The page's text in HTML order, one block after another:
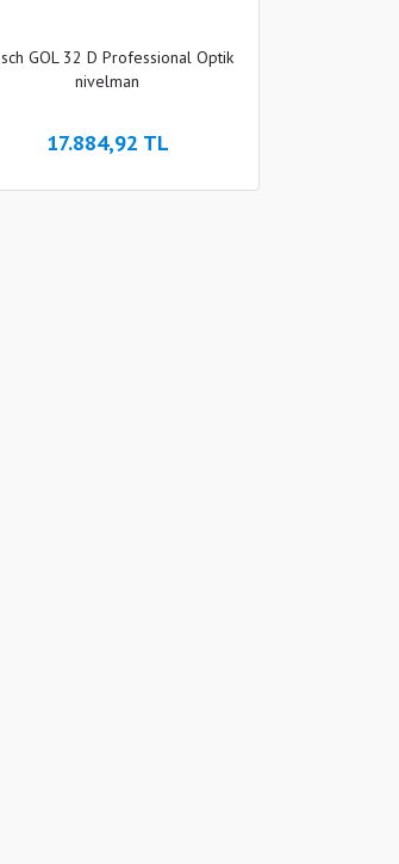
GOL 32 D Professional Optik
nivelman
17.884,92 TL